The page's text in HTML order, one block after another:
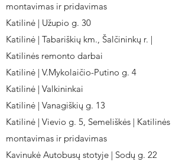
montavimas ir pridavimas
Katilinė | Užupio g. 30
Katilinė | Tabariškių km., Šalčininkų r. |
Katilinės remonto darbai
Katilinė | V.Mykolaičio-Putino g. 4
Katilinė | Valkininkai
Katilinė | Vanagiškių g. 13
Katilinė | Vievio g. 5, Semeliškės | Katilinės
montavimas ir pridavimas
Kavinukė Autobusų stotyje | Sodų g. 22